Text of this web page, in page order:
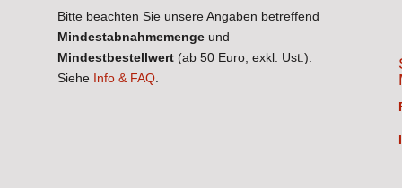
Bitte beachten Sie unsere Angaben betreffend
Mindestabnahmemengeund
Mindestbestellwert(ab 50 Euro, exkl. Ust.).
Siehe Info & FAQ.